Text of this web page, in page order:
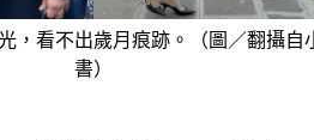
，看不出歲月痕跡。（圖／翻攝自
書）